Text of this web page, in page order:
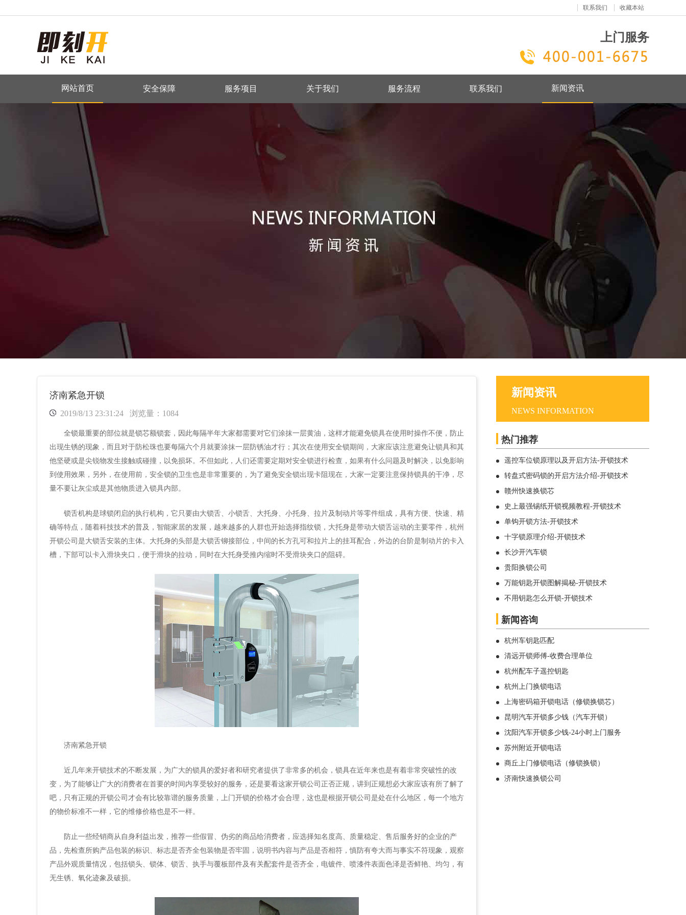
联系我们 收藏本站
上门服务
网站首页 安全保障 服务项目 关于我们 服务流程 联系我们 新闻资讯
济南紧急开锁
2019/8/13 23:31:24 浏览量：1084
全锁最重要的部位就是锁芯额锁套，因此每隔半年大家都需要对它们涂抹一层黄油，这样才能避免锁具在使用时操作不便，防止
出现生锈的现象，而且对于防松珠也要每隔六个月就要涂抹一层防锈油才行；其次在使用安全锁期间，大家应该注意避免让锁具和其
他坚硬或是尖锐物发生接触或碰撞，以免损坏。不但如此，人们还需要定期对安全锁进行检查，如果有什么问题及时解决，以免影响
到使用效果，另外，在使用前，安全锁的卫生也是非常重要的，为了避免安全锁出现卡阻现在，大家一定要注意保持锁具的干净，尽
量不要让灰尘或是其他物质进入锁具内部。
锁舌机构是球锁闭启的执行机构，它只要由大锁舌、小锁舌、大托身、小托身、拉片及制动片等零件组成，具有方便、快速、精
确等特点，随着科技技术的普及，智能家居的发展，越来越多的人群也开始选择指纹锁，大托身是带动大锁舌运动的主要零件，杭州
开锁公司是大锁舌安装的主体。大托身的头部是大锁舌铆接部位，中间的长方孔可和拉片上的挂耳配合，外边的台阶是制动片的卡入
槽，下部可以卡入滑块夹口，便于滑块的拉动，同时在大托身受推内缩时不受滑块夹口的阻碍。
济南紧急开锁
近几年来开锁技术的不断发展，为广大的锁具的爱好者和研究者提供了非常多的机会，锁具在近年来也是有着非常突破性的改
变，为了能够让广大的消费者在首要的时间内享受较好的服务，还是要看这家开锁公司正否正规，讲到正规想必大家应该有所了解了
吧，只有正规的开锁公司才会有比较靠谱的服务质量，上门开锁的价格才会合理，这也是根据开锁公司是处在什么地区，每一个地方
的物价标准不一样，它的维修价格也是不一样。
防止一些经销商从自身利益出发，推荐一些假冒、伪劣的商品给消费者，应选择知名度高、质量稳定、售后服务好的企业的产
品，先检查所购产品包装的标识、标志是否齐全包装物是否牢固，说明书内容与产品是否相符，慎防有夸大而与事实不符现象，观察
产品外观质量情况，包括锁头、锁体、锁舌、执手与覆板部件及有关配套件是否齐全，电镀件、喷漆件表面色泽是否鲜艳、均匀，有
无生锈、氧化迹象及破损。
新闻资讯
NEWS INFORMATION
热门推荐
遥控车位锁原理以及开启方法-开锁技术
转盘式密码锁的开启方法介绍-开锁技术
赣州快速换锁芯
史上最强锡纸开锁视频教程-开锁技术
单钩开锁方法-开锁技术
十字锁原理介绍-开锁技术
长沙开汽车锁
贵阳换锁公司
万能钥匙开锁图解揭秘-开锁技术
不用钥匙怎么开锁-开锁技术
新闻咨询
杭州车钥匙匹配
清远开锁师傅-收费合理单位
杭州配车子遥控钥匙
杭州上门换锁电话
上海密码箱开锁电话（修锁换锁芯）
昆明汽车开锁多少钱（汽车开锁）
沈阳汽车开锁多少钱-24小时上门服务
苏州附近开锁电话
商丘上门修锁电话（修锁换锁）
济南快速换锁公司